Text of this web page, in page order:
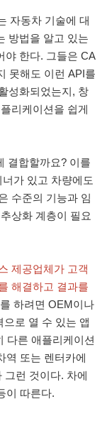
자동차 기술에 대
방법을 알고 있는
야 한다. 그들은 CA
못해도 이런 API를
성화되었는지, 창
리케이션을 쉽게
결합할까요? 이를
가 있고 차량에도
수준의 기능과 임
상화 계층이 필요
제공업체가 고객
해결하고 결과를
하려면 OEM이나
로 열 수 있는 앱
다른 애플리케이션
역 또는 렌터카에
그런 것이다. 차에
이 따른다.